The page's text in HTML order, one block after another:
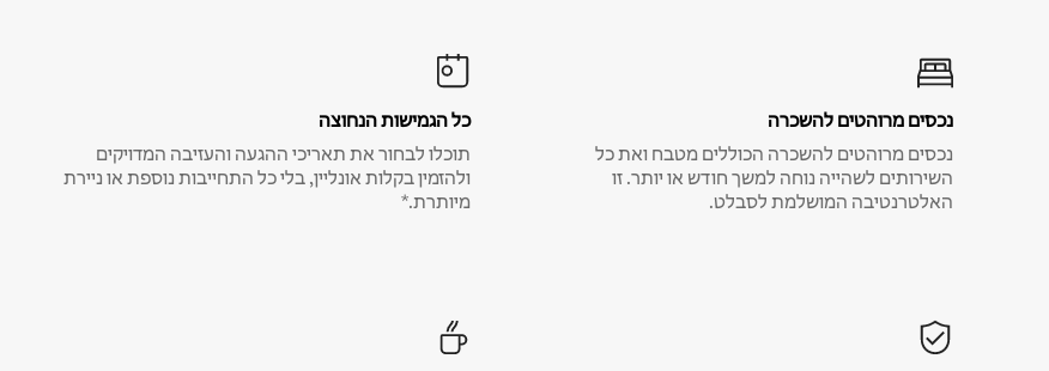
נכסים מרוהטים להשכרה
נכסים מרוהטים להשכרה הכוללים מטבח ואת כל
השירותים לשהייה נוחה למשך חודש או יותר. זו
האלטרנטיבה המושלמת לסבלט.
כל הגמישות הנחוצה
תוכלו לבחור את תאריכי ההגעה והעזיבה המדויקים
ולהזמין בקלות אונליין, בלי כל התחייבות נוספת או ניירת
מיותרת.*